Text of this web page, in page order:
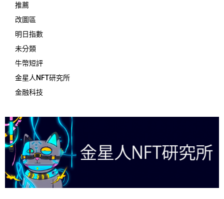
推薦
改圖區
明日指數
未分類
牛幣短評
金星人NFT研究所
金融科技